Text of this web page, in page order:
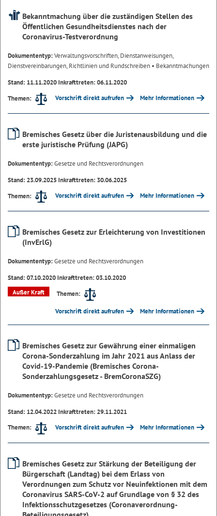
Bekanntmachung über die zuständigen Stellen des
Öffentlichen Gesundheitsdienstes nach der
Coronavirus-Testverordnung
Dokumententyp:Verwaltungsvorschriften, Dienstanweisungen,
Dienstvereinbarungen, Richtlinien und Rundschreiben • Bekanntmachungen
Stand: 11.11.2020 Inkrafttreten: 06.11.2020
Themen:
Vorschrift direkt aufrufen Mehr Informationen
Bremisches Gesetz über die Juristenausbildung und die
erste juristische Prüfung (JAPG)
Dokumententyp:Gesetze und Rechtsverordnungen
Stand: 23.09.2025 Inkrafttreten: 30.06.2025
Themen:
Vorschrift direkt aufrufen Mehr Informationen
Bremisches Gesetz zur Erleichterung von Investitionen
(InvErlG)
Dokumententyp:Gesetze und Rechtsverordnungen
Stand: 07.10.2020 Inkrafttreten: 03.10.2020
Außer Kraft
Themen:
Vorschrift direkt aufrufen Mehr Informationen
Bremisches Gesetz zur Gewährung einer einmaligen
Corona-Sonderzahlung im Jahr 2021 aus Anlass der
Covid-19-Pandemie (Bremisches Corona-
Sonderzahlungsgesetz - BremCoronaSZG)
Dokumententyp:Gesetze und Rechtsverordnungen
Stand: 12.04.2022 Inkrafttreten: 29.11.2021
Themen:
Vorschrift direkt aufrufen Mehr Informationen
Bremisches Gesetz zur Stärkung der Beteiligung der
Bürgerschaft (Landtag) bei dem Erlass von
Verordnungen zum Schutz vor Neuinfektionen mit dem
Coronavirus SARS-CoV-2 auf Grundlage von § 32 des
Infektionsschutzgesetzes (Coronaverordnung-